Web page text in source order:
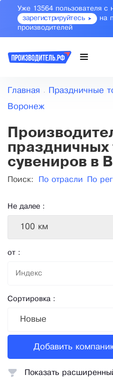
Уже 13564 пользователя с
зарегистрируйтесь
на
производителей
Главная Праздничные
Воронеж
праздничных
сувениров в
Поиск: По отрасли По
Не далее :
100 км
от :
Сортировка :
Новые
Добавить
Показать